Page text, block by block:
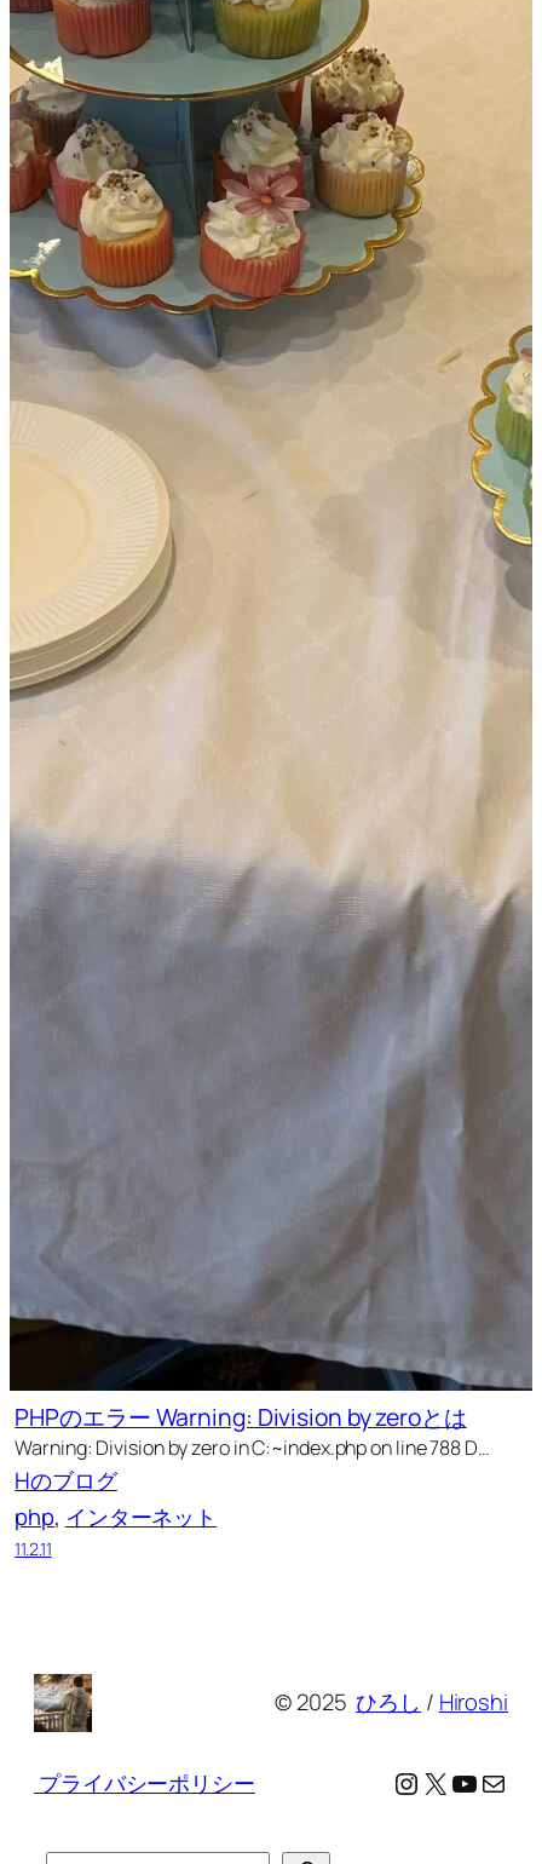
PHPのエラー Warning: Division by zeroとは
Warning: Division by zero in C:~index.php on line 788 D…
Hのブログ
php, インターネット
11.2.11
© 2025ひろし / Hiroshi
プライバシーポリシー Instagram
X メール